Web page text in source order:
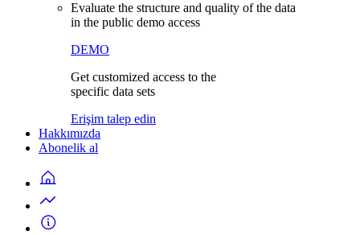
Evaluate the structure and quality of the data
in the public demo access
DEMO
Get customized access to the
specific data sets
Erişim talep edin
Hakkımızda
Abonelik al